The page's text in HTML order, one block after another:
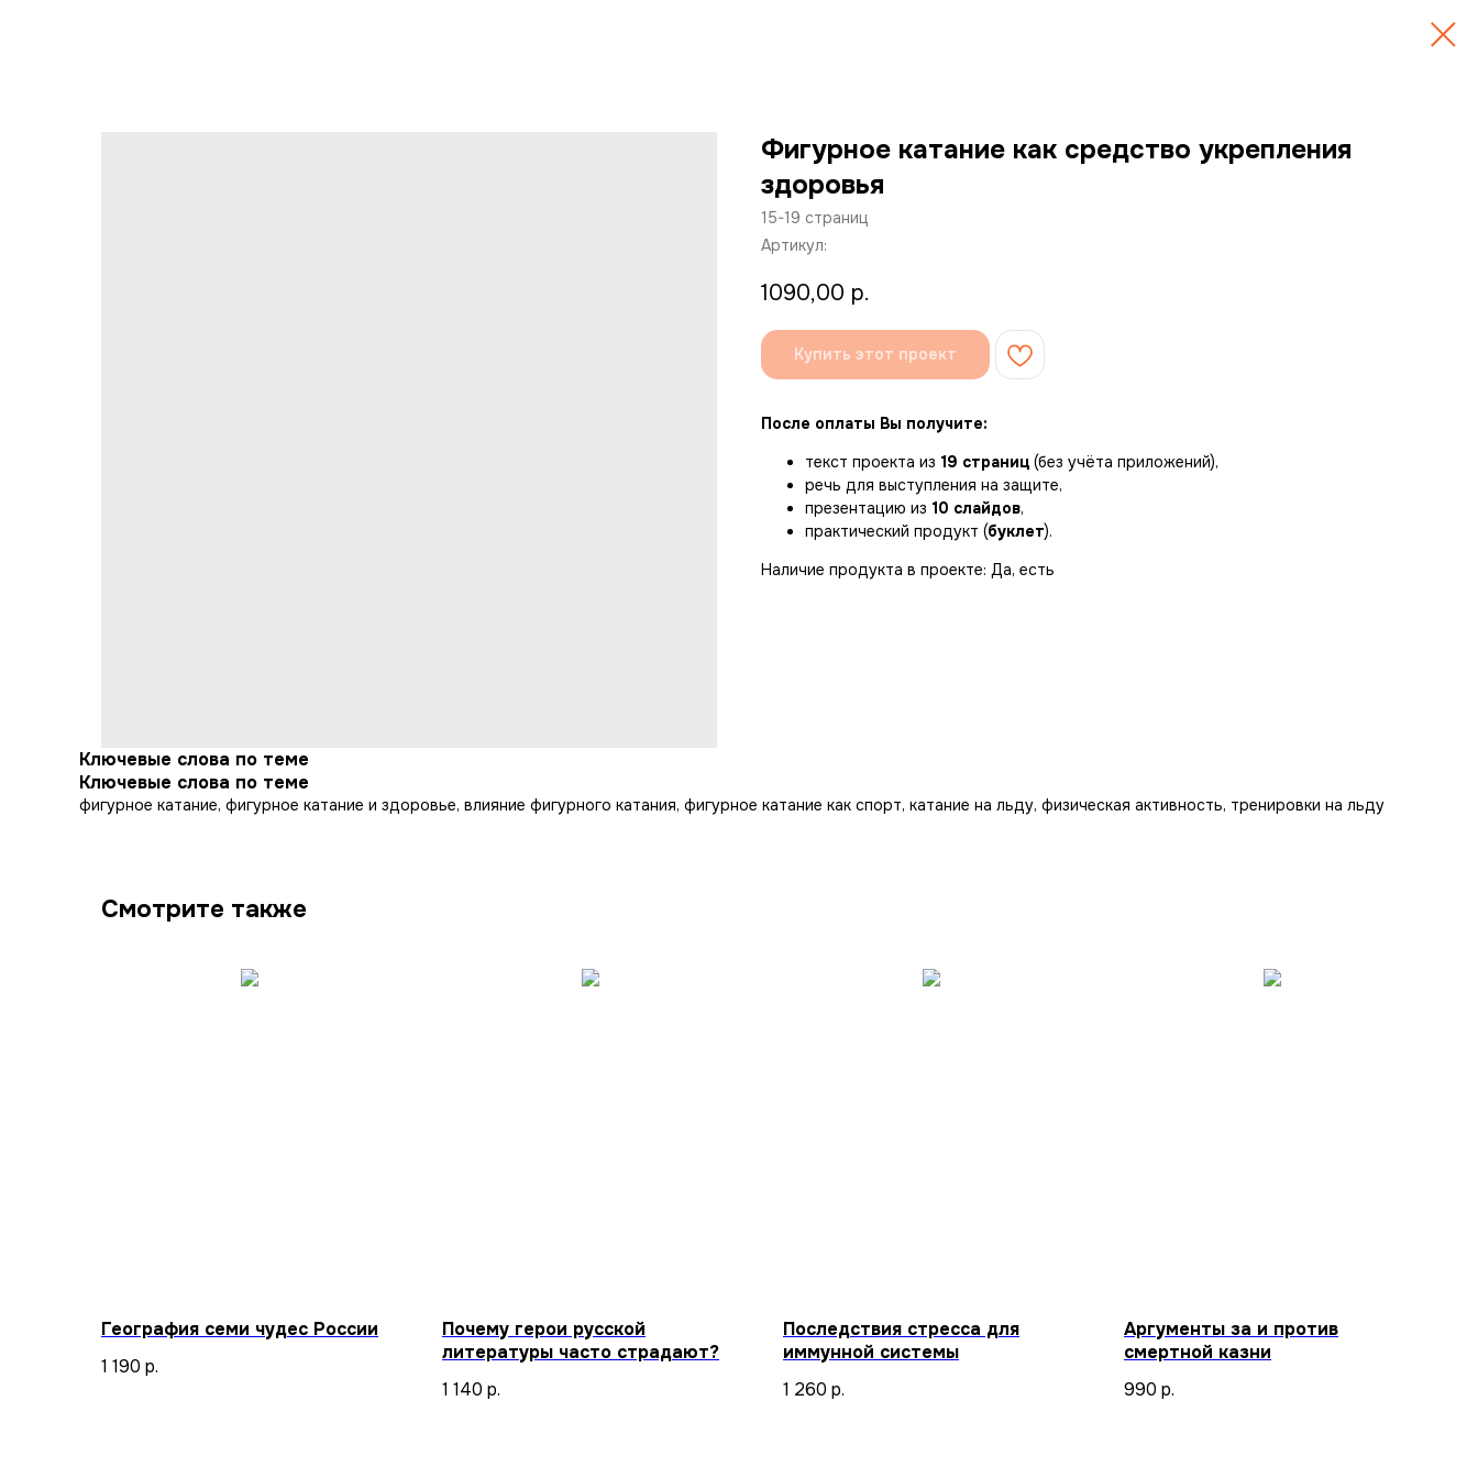
Фигурное катание как средство укрепления
здоровья
15-19 страниц
Артикул:
1090,00 р.
Купить этот проект
После оплаты Вы получите:
текст проекта из 19 страниц (без учёта приложений),
речь для выступления на защите,
презентацию из 10 слайдов,
практический продукт (буклет).
Наличие продукта в проекте: Да, есть
Ключевые слова по теме
Ключевые слова по теме
фигурное катание, фигурное катание и здоровье, влияние фигурного катания, фигурное катание как спорт, катание на льду, физическая активность, тренировки на льду
Смотрите также
География семи чудес России
1 190 р.
Почему герои русской
литературы часто страдают?
1 140 р.
Последствия стресса для
иммунной системы
1 260 р.
Аргументы за и против
смертной казни
990 р.